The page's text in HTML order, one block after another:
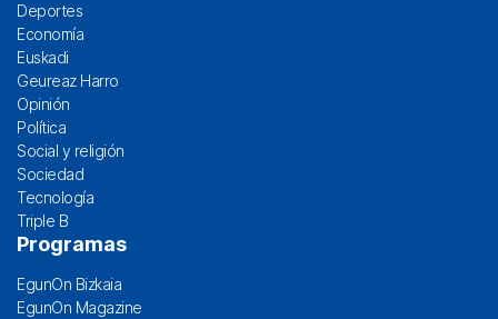
Deportes
Economía
Euskadi
Geureaz Harro
Opinión
Política
Social y religión
Sociedad
Tecnología
Triple B
Programas
EgunOn Bizkaia
EgunOn Magazine